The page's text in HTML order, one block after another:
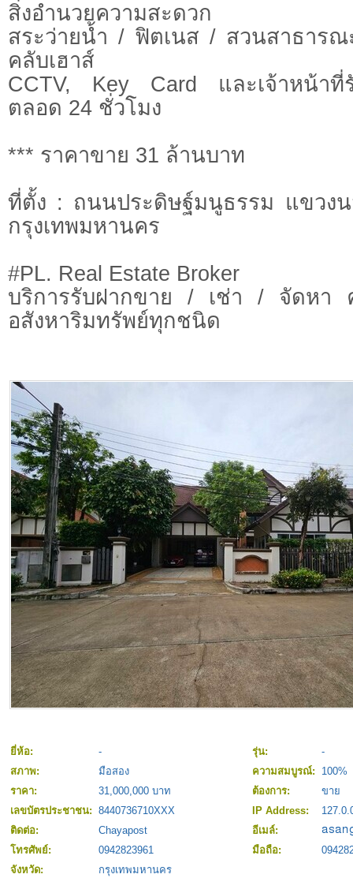
สิ่งอำนวยความสะดวก
สระว่ายน้ำ / ฟิตเนส / สวนสาธาร
คลับเฮาส์
CCTV, Key Card และเจ้าหน้าที่
ตลอด 24 ชั่วโมง
*** ราคาขาย 31 ล้านบาท
ที่ตั้ง : ถนนประดิษฐ์มนูธรรม แขวง
กรุงเทพมหานคร
#PL. Real Estate Broker
บริการรับฝากขาย / เช่า / จัดห
อสังหาริมทรัพย์ทุกชนิด
ยี่ห้อ: - รุ่น:
-
สภาพ:
มือสอง ความสมบูรณ์:
100%
ราคา:
31,000,000 บาท ต้องการ:
ขาย
เลขบัตรประชาชน: 8440736710XXX IP Address:
ติดต่อ:
Chayapost
อีเมล์:
โทรศัพย์:
0942823961 มือถือ:
จังหวัด:
กรุงเทพมหานคร